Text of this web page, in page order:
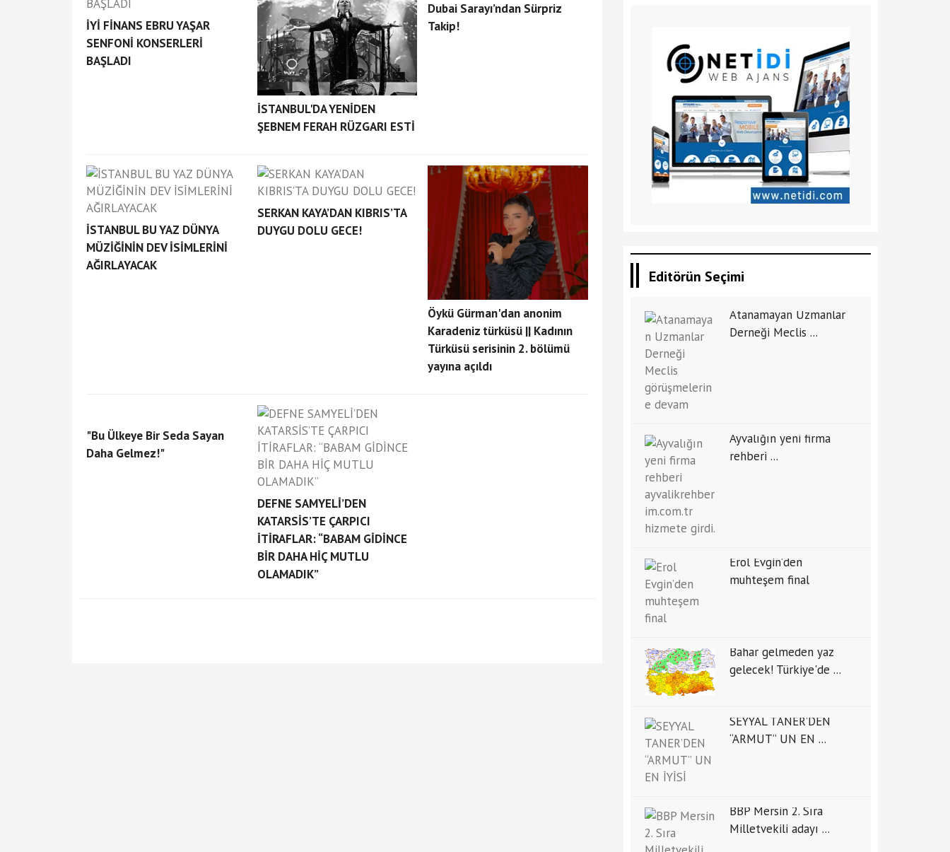
İYİ FİNANS EBRU YAŞAR
SENFONİ KONSERLERİ
BAŞLADI
İSTANBUL'DA YENİDEN
ŞEBNEM FERAH RÜZGARI ESTİ
Dubai Sarayı’ndan Sürpriz
Takip!
İSTANBUL BU YAZ DÜNYA
MÜZİĞİNİN DEV İSİMLERİNİ
AĞIRLAYACAK
SERKAN KAYA’DAN KIBRIS’TA
DUYGU DOLU GECE!
Öykü Gürman'dan anonim
Karadeniz türküsü || Kadının
Türküsü serisinin 2. bölümü
yayına açıldı
"Bu Ülkeye Bir Seda Sayan
Daha Gelmez!"
DEFNE SAMYELİ’DEN
KATARSİS’TE ÇARPICI
İTİRAFLAR: “BABAM GİDİNCE
BİR DAHA HİÇ MUTLU
OLAMADIK”
Editörün Seçimi
Atanamayan Uzmanlar
Derneği Meclis ...
Ayvalığın yeni firma
rehberi ...
Erol Evgin’den
muhteşem final
Bahar gelmeden yaz
gelecek! Türkiye'de ...
SEYYAL TANER’DEN
“ARMUT” UN EN ...
BBP Mersin 2. Sıra
Milletvekili adayı ...